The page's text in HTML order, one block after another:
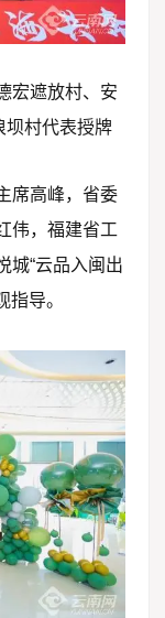
宏遮放村、安
坝村代表授牌
席高峰，省委
伟，福建省工
城“云品入闽出
指导。